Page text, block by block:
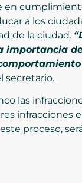
en
a los
de la ciudad.
secretario.
las
infracciones
proceso,